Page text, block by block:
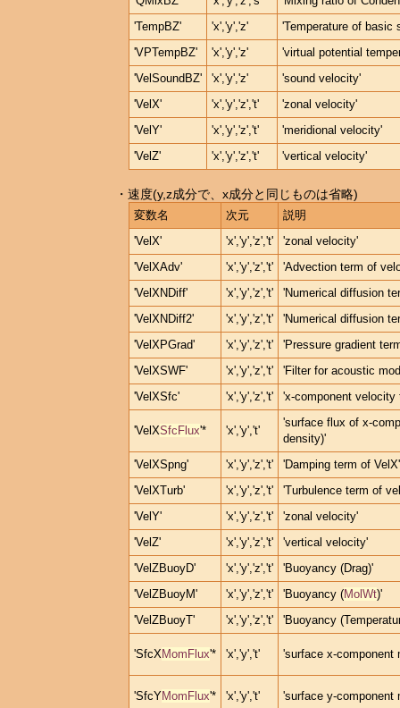
'TempBZ'
'x','y','z'
'Temperature of basic
'VPTempBZ'
'x','y','z'
'virtual potential
'VelSoundBZ'
'x','y','z'
'sound velocity'
'VelX'
'x','y','z','t'
'zonal velocity'
'VelY'
'x','y','z','t'
'meridional velocity'
'VelZ'
'x','y','z','t' 'vertical velocity'
・速度(y,z成分で、x成分と同じものは省略)
変数名 次元
説明
'VelX'
'x','y','z','t'
'zonal velocity'
'VelXAdv'
'x','y','z','t'
'Advection term of
'VelXNDiff'
'x','y','z','t'
'Numerical diffusion
'VelXNDiff2'
'x','y','z','t'
'Numerical diffusion
'VelXPGrad'
'x','y','z','t'
'Pressure gradient
'VelXSWF'
'x','y','z','t'
'Filter for acoustic
'VelXSfc'
'x','y','z','t' 'x-component
'VelXSfcFlux'* 'x','y','t'
'surface flux of x-
density)'
'VelXSpng'
'x','y','z','t'
'Damping term of VelX'
'VelXTurb'
'x','y','z','t'
'Turbulence term of
'VelY'
'x','y','z','t'
'zonal velocity'
'VelZ'
'x','y','z','t'
'vertical velocity'
'VelZBuoyD'
'x','y','z','t'
'Buoyancy (Drag)'
'VelZBuoyM'
'x','y','z','t' 'Buoyancy (MolWt)'
'VelZBuoyT'
'x','y','z','t' 'Buoyancy
'SfcX MomFlux'* 'x','y','t' 'surface x-component
'SfcYMomFlux'* 'x','y','t' 'surface y-component